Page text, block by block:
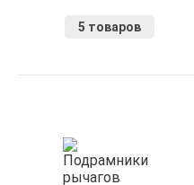
5 товаров